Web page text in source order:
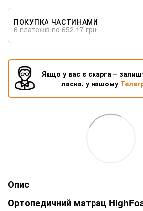
ПОКУПКА ЧАСТИНАМИ
6 платежів по 652.17 грн
Якщо у вас є скарга –
ласка, у нашому
Опис
Ортопедичний матрац